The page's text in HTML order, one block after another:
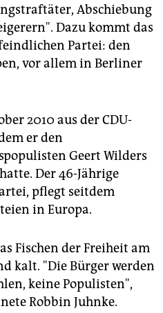
Abschiebung
Dazu kommt das
Partei: den
vor allem in Berliner
2010 aus der CDU-
er den
Geert Wilders
Der 46-Jährige
pflegt seitdem
in Europa.
Fischen der Freiheit am
kalt. "Die Bürger werden
keine Populisten",
Robbin Juhnke.